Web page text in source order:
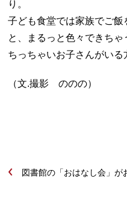
り。
子ども食堂では家族でご飯
と、まるっと色々できちゃ
ちっちゃいお子さんがいる
（文.撮影 ののの）
‹ 図書館の「おはなし会」が